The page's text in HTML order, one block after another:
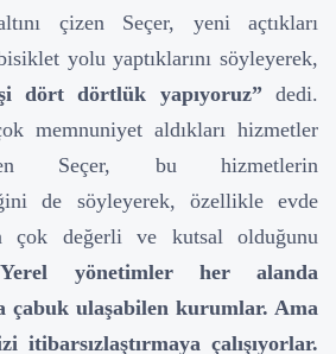
çizen Seçer, yeni açtıkları
yolu yaptıklarını söyleyerek,
dört dörtlük yapıyoruz” dedi.
memnuniyet aldıkları hizmetler
Seçer, bu hizmetlerin
de söyleyerek, özellikle evde
çok değerli ve kutsal olduğunu
yönetimler her alanda
çabuk ulaşabilen kurumlar. Ama
itibarsızlaştırmaya çalışıyorlar.